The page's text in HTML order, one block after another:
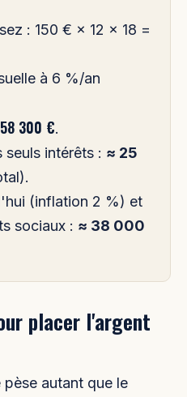
: 150 € × 12 × 18 =
à 6 %/an
300 €.
seuls intérêts : ≈ 25
(inflation 2 %) et
sociaux : ≈ 38 000
placer l'argent
autant que le